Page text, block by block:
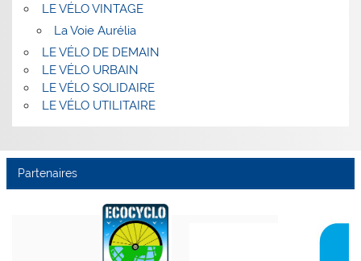
LE VÉLO VINTAGE
La Voie Aurélia
LE VÉLO DE DEMAIN
LE VÉLO URBAIN
LE VÉLO SOLIDAIRE
LE VÉLO UTILITAIRE
Partenaires